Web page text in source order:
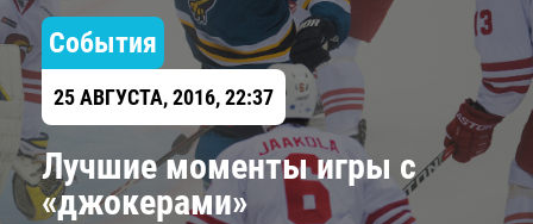
События
25 АВГУСТА, 2016, 22:37
Лучшие моменты игры с
«джокерами»